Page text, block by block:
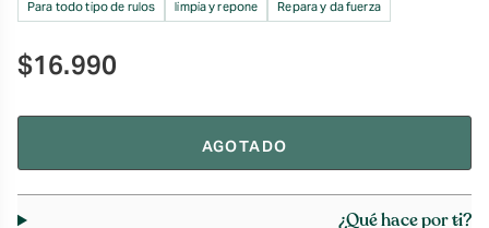
Para todo tipo de rulos limpia y repone Repara y da fuerza
$16.990
AGOTADO
¿Qué hace por ti?